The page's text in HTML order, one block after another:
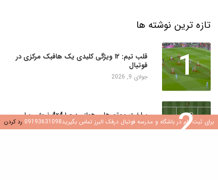
تازه ترین نوشته ها
1
قلب تیم: ۱۲ ویژگی کلیدی یک هافبک مرکزی در
فوتبال
جولای 9, 2026
2
ساخت موتورهای هوازی: چرا 4×4 نروژی برای
بازیکنان جوان یک تغییر دهنده بازی است
برای ثبت نام در باشگاه و مدرسه فوتبال درفک البرز تماس بگیرید09193631098 رد کردن